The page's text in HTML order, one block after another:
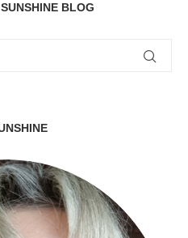
BLOG